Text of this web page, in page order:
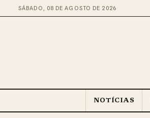
SÁBADO, 08 DE AGOSTO DE 2026
NOTÍCIAS